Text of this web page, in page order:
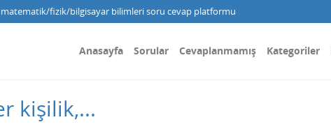
fizik/bilgisayar bilimleri soru cevap platformu
Anasayfa Sorular Cevaplanmamış Kategoriler
kişilik,...